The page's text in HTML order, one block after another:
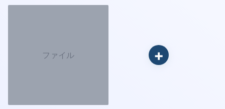
ファイル +